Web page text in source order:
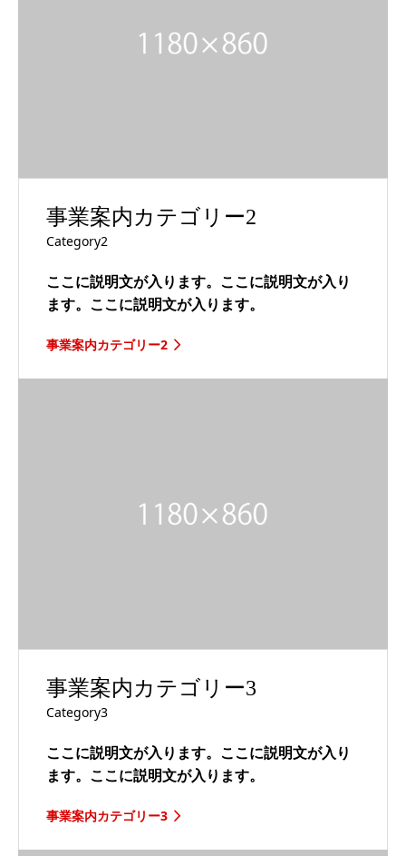
事業案内カテゴリー2
Category2
ここに説明文が入ります。ここに説明文が入り
ます。ここに説明文が入ります。
事業案内カテゴリー2
事業案内カテゴリー3
Category3
ここに説明文が入ります。ここに説明文が入り
ます。ここに説明文が入ります。
事業案内カテゴリー3